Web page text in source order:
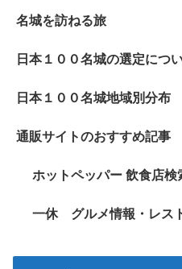
名城を訪ねる旅
日本１００名城の選定につ
日本１００名城地域別分布
通販サイトのおすすめ記事
ホットペッパー 飲食店検
一休 グルメ情報・レス